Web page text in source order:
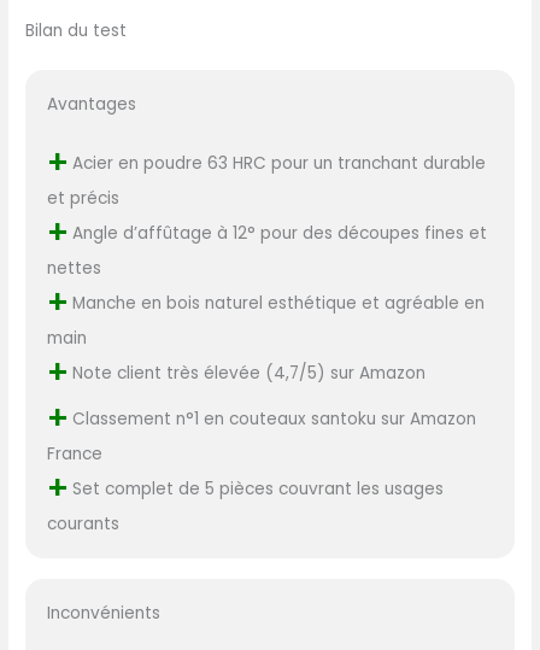
Bilan du test
Avantages
+ Acier en poudre 63 HRC pour un tranchant durable
et précis
+ Angle d’affûtage à 12° pour des découpes fines et
nettes
+ Manche en bois naturel esthétique et agréable en
main
+ Note client très élevée (4,7/5) sur Amazon
+ Classement n°1 en couteaux santoku sur Amazon
France
+ Set complet de 5 pièces couvrant les usages
courants
Inconvénients